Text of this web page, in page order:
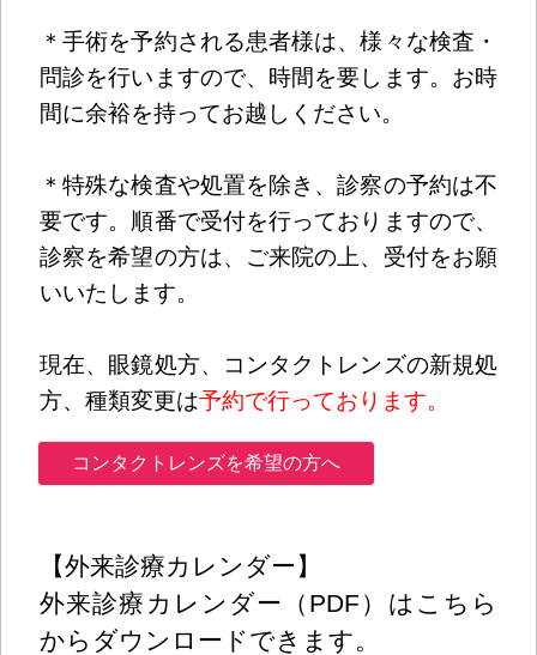
＊手術を予約される患者様は、様々な検査・
問診を行いますので、時間を要します。お時
間に余裕を持ってお越しください。
＊特殊な検査や処置を除き、診察の予約は不
要です。順番で受付を行っておりますので、
診察を希望の方は、ご来院の上、受付をお願
いいたします。
現在、眼鏡処方、コンタクトレンズの新規処
方、種類変更は予約で行っております。
コンタクトレンズを希望の方へ
【外来診療カレンダー】
外来診療カレンダー（PDF）はこちら
からダウンロードできます。